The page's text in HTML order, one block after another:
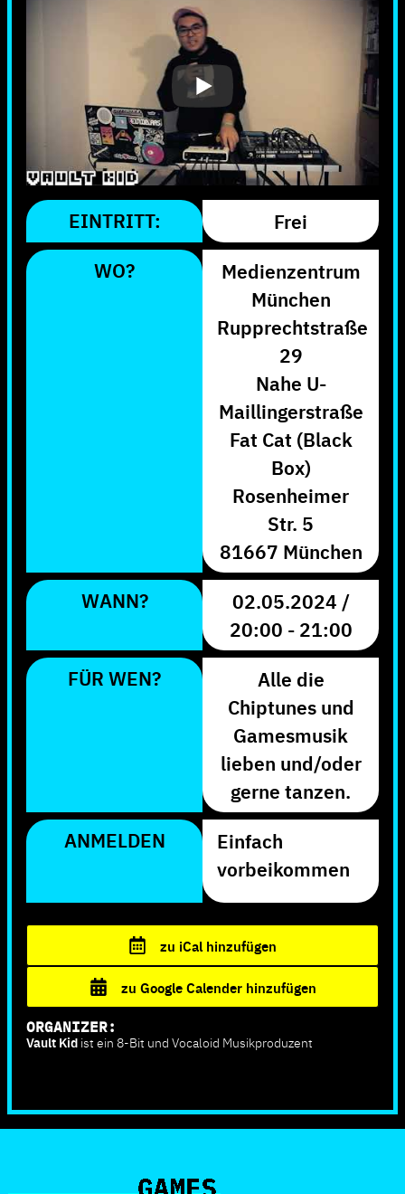
EINTRITT:
Frei
WO?
Medienzentrum
München
Rupprechtstraße
29
Nahe U-
Maillingerstraße
Fat Cat (Black
Box)
Rosenheimer
Str. 5
81667 München
WANN?
02.05.2024 /
20:00 - 21:00
FÜR WEN?
Alle die
Chiptunes und
Gamesmusik
lieben und/oder
gerne tanzen.
ANMELDEN
Einfach
vorbeikommen
zu iCal hinzufügen
zu Google Calender hinzufügen
ORGANIZER:
Vault Kid ist ein 8-Bit und Vocaloid Musikproduzent